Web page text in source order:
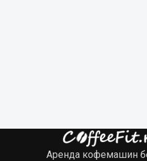
Аренда кофемашин